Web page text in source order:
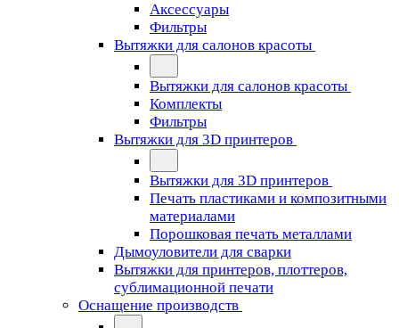
Аксессуары
Фильтры
Вытяжки для салонов красоты
Вытяжки для салонов красоты
Комплекты
Фильтры
Вытяжки для 3D принтеров
Вытяжки для 3D принтеров
Печать пластиками и композитными
материалами
Порошковая печать металлами
Дымоуловители для сварки
Вытяжки для принтеров, плоттеров,
сублимационной печати
Оснащение производств